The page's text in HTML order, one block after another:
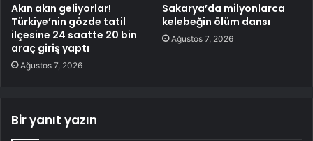
Akın akın geliyorlar!
Türkiye’nin gözde tatil
ilçesine 24 saatte 20 bin
araç giriş yaptı
Ağustos 7, 2026
Sakarya’da milyonlarca
kelebeğin ölüm dansı
Ağustos 7, 2026
Bir yanıt yazın